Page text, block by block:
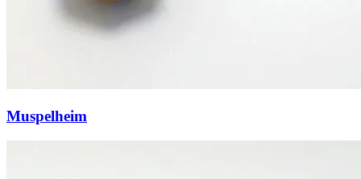
Muspelheim